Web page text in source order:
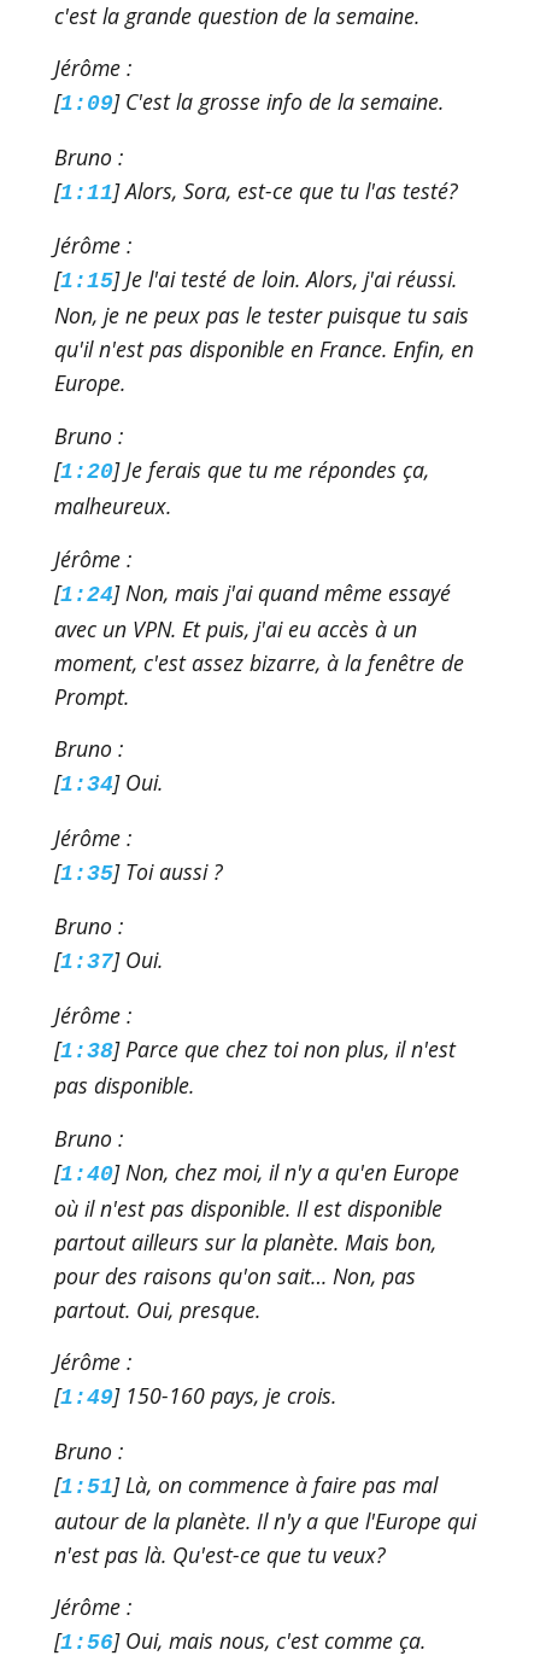
c'est la grande question de la semaine.
Jérôme :
[1:09] C'est la grosse info de la semaine.
Bruno :
[1:11] Alors, Sora, est-ce que tu l'as testé?
Jérôme :
[1:15] Je l'ai testé de loin. Alors, j'ai réussi.
Non, je ne peux pas le tester puisque tu sais
qu'il n'est pas disponible en France. Enfin, en
Europe.
Bruno :
[1:20] Je ferais que tu me répondes ça,
malheureux.
Jérôme :
[1:24] Non, mais j'ai quand même essayé
avec un VPN. Et puis, j'ai eu accès à un
moment, c'est assez bizarre, à la fenêtre de
Prompt.
Bruno :
[1:34] Oui.
Jérôme :
[1:35] Toi aussi ?
Bruno :
[1:37] Oui.
Jérôme :
[1:38] Parce que chez toi non plus, il n'est
pas disponible.
Bruno :
[1:40] Non, chez moi, il n'y a qu'en Europe
où il n'est pas disponible. Il est disponible
partout ailleurs sur la planète. Mais bon,
pour des raisons qu'on sait… Non, pas
partout. Oui, presque.
Jérôme :
[1:49] 150-160 pays, je crois.
Bruno :
[1:51] Là, on commence à faire pas mal
autour de la planète. Il n'y a que l'Europe qui
n'est pas là. Qu'est-ce que tu veux?
Jérôme :
[1:56] Oui, mais nous, c'est comme ça.